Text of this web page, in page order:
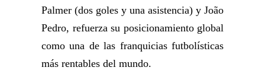
Palmer (dos goles y una asistencia) y João
Pedro, refuerza su posicionamiento global
como una de las franquicias futbolísticas
más rentables del mundo.